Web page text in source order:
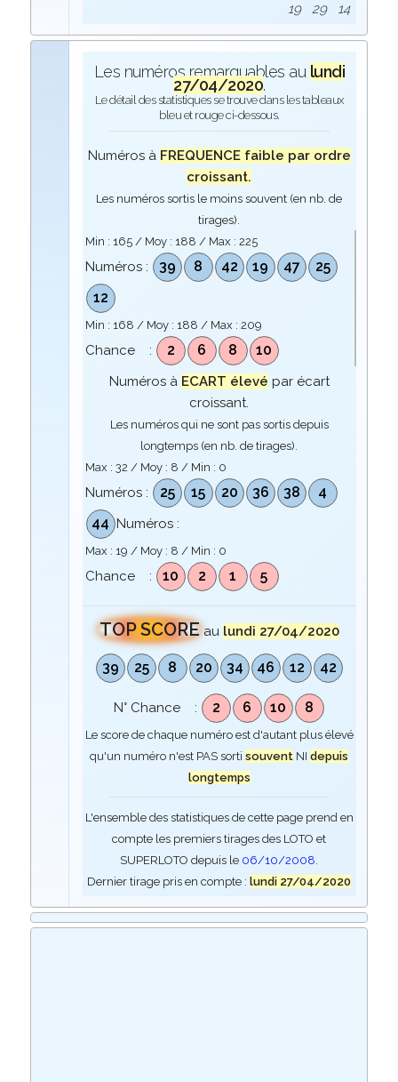
19 29 14
Les numéros remarquables au lundi
27/04/2020.
Le détail des statistiques se trouve dans les tableaux
bleu et rouge ci-dessous.
Numéros à FREQUENCE faible par ordre
croissant.
Les numéros sortis le moins souvent (en nb. de
tirages).
Min : 165/ Moy : 188 / Max : 225
Numéros : 39 8 42 19 47
25
12
Min : 168 / Moy : 188 / Max : 209
Chance : 2 6 8 10
Numéros à ECART élevé par écart
croissant.
Les numéros qui ne sont pas sortis depuis
longtemps (en nb. de tirages).
Max : 32 / Moy : 8 / Min : 0
Numéros : 25 15 20 36 38
4
44 Numéros :
Max : 19 / Moy : 8 / Min : 0
Chance : 10 2 1 5
TOP SCORE au lundi 27/04/2020
39 25 8 20 34 46 12 42
N° Chance : 2 6 10 8
Le score de chaque numéro est d'autant plus élevé
qu'un numéro n'est PAS sortisouvent NIdepuis
longtemps
L'ensemble des statistiques de cette page prend en
compte les premiers tirages des LOTO et
SUPERLOTO depuis le 06/10/2008.
Dernier tirage pris en compte :lundi 27/04/2020